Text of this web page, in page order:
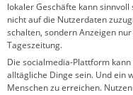
lokaler Geschäfte kann
nicht auf die Nutzerdaten
schalten, sondern Anzeigen
Tageszeitung.
Die socialmedia-Plattform
alltägliche Dinge sein. Und ein
Menschen zu erreichen.